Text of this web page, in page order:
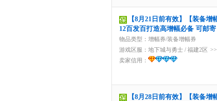
【8月21日前有效】【装备
12百发百打造高增幅必备 可邮
物品类型：增幅券/装备增幅券
游戏区服： 地下城与勇士 / 福建2区
卖家信用：
【8月28日前有效】【装备